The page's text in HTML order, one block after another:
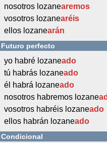
nosotros lozanearemos
vosotros lozanearéis
ellos lozanearán
Futuro perfecto
yo habré lozaneado
tú habrás lozaneado
él habrá lozaneado
nosotros habremos lozane
vosotros habréis lozaneado
ellos habrán lozaneado
Condicional